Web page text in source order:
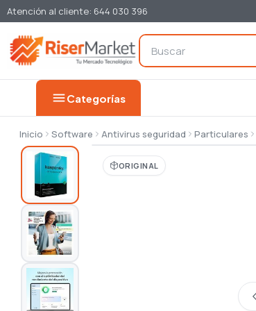
Atención al cliente: 644 030 396
menuCategorías
Inicio Software Antivirus seguridad Particulares
ORIGINAL